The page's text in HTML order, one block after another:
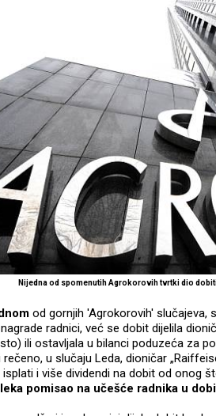
Nijedna od spomenutih Agrokorovih tvrtki dio
od gornjih 'Agrokorovih' slučajeva,
radnici, već se dobit dijelila
ili ostavljala u bilanci poduzeća za
rečeno, u slučaju Leda, dioničar
i više dividendi na dobit od onog
pomisao na učešće radnika u